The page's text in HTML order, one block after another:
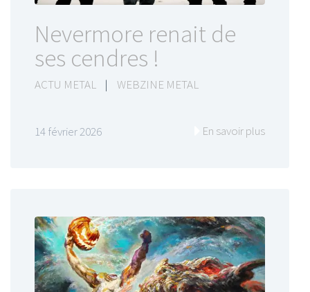
Nevermore renait de
ses cendres !
ACTU METAL | WEBZINE METAL
14 février 2026 En savoir plus